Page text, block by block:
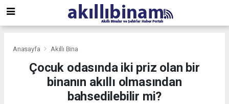
Anasayfa Akıllı Bina
Çocuk odasında iki priz olan bir
binanın akıllı olmasından
bahsedilebilir mi?